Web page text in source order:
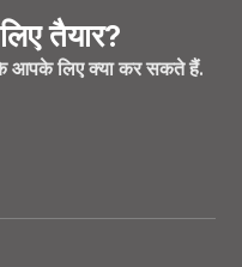
तैयार?
आपके लिए क्या कर सकते हैं.